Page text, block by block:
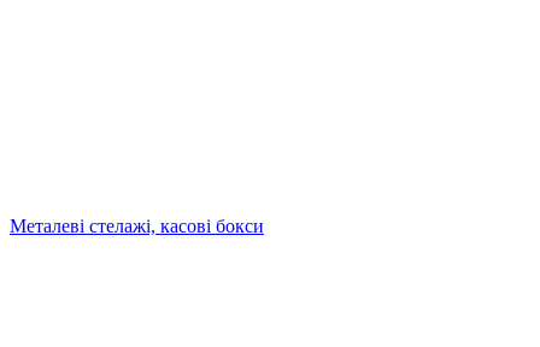
Металеві стелажі, касові бокси